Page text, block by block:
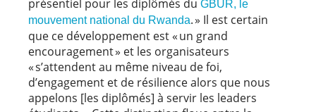
présentiel pour les diplômés du GBUR, le
mouvement national du Rwanda. » Il est certain
que ce développement est « un grand
encouragement » et les organisateurs
« s’attendent au même niveau de foi,
d’engagement et de résilience alors que nous
appelons [les diplômés] à servir les leaders